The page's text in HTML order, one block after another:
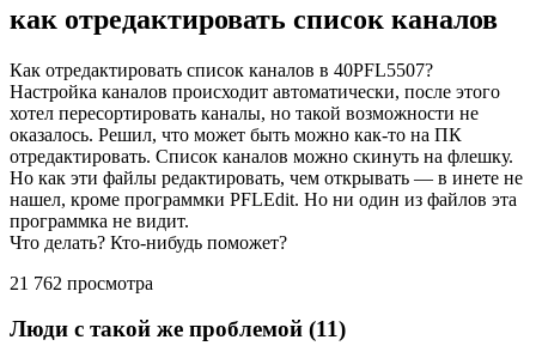
как отредактировать список каналов
Как отредактировать список каналов в 40PFL5507?
Настройка каналов происходит автоматически, после этого
хотел пересортировать каналы, но такой возможности не
оказалось. Решил, что может быть можно как-то на ПК
отредактировать. Список каналов можно скинуть на флешку.
Но как эти файлы редактировать, чем открывать — в инете не
нашел, кроме программки PFLEdit. Но ни один из файлов эта
программка не видит.
Что делать? Кто-нибудь поможет?
21 762 просмотра
Люди с такой же проблемой (11)